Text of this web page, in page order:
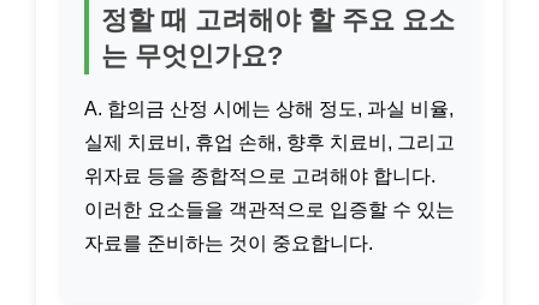
정할 때 고려해야 할 주요 요소
는 무엇인가요?
A. 합의금 산정 시에는 상해 정도, 과실 비율,
실제 치료비, 휴업 손해, 향후 치료비, 그리고
위자료 등을 종합적으로 고려해야 합니다.
이러한 요소들을 객관적으로 입증할 수 있는
자료를 준비하는 것이 중요합니다.